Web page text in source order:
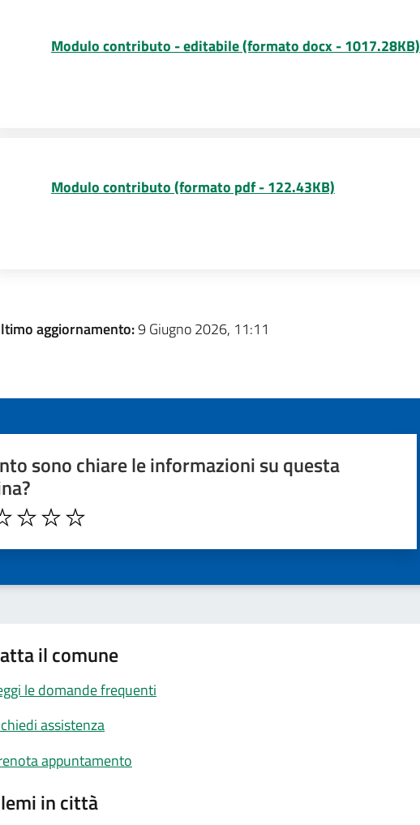
Modulo contributo - editabile (formato docx - 1017.28KB)
Modulo contributo (formato pdf - 122.43KB)
aggiornamento:9 Giugno 2026, 11:11
sono chiare le informazioni su questa
il comune
le domande frequenti
assistenza
appuntamento
in città